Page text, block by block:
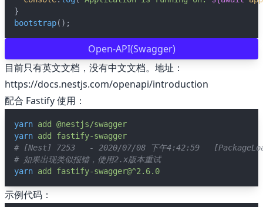
}
bootstrap();
Open-API(Swagger)
目前只有英文文档，没有中文文档。地址：
https://docs.nestjs.com/openapi/introduction
配合 Fastify 使用：
yarn add
@nestjs/swagger
yarn add
fastify-swagger
# [Nest] 7253   - 2020/07/08 下午4:42:59
# 如果出现类似报错，使用2.x版本重试
yarn add fastify-swagger@^2.6.0
示例代码：